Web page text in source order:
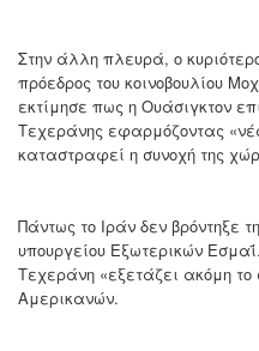
Στην άλλη πλευρά, ο
πρόεδρος του κοινοβουλίου
εκτίμησε πως η Ουάσιγκτον
Τεχεράνης εφαρμόζοντας
καταστραφεί η συνοχή της
Πάντως το Ιράν δεν βρόντηξε
υπουργείου Εξωτερικών
Τεχεράνη «εξετάζει ακόμη το
Αμερικανών.